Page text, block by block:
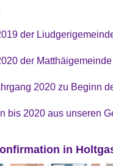
der
der
2020 zu Beginn
bis 2020 aus unseren
in